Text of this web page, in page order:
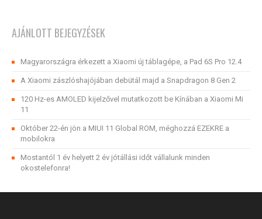
AJÁNLOTT BEJEGYZÉSEK
Magyarországra érkezett a Xiaomi új táblagépe, a Pad 6S Pro 12.4
A Xiaomi zászlóshajójában debütál majd a Snapdragon 8 Gen 2
120 Hz-es AMOLED kijelzővel mutatkozott be Kínában a Xiaomi Mi
11
Október 22-én jön a MIUI 11 Global ROM, méghozzá EZEKRE a
mobilokra
Mostantól 1 év helyett 2 év jótállási időt vállalunk minden
okostelefonra!